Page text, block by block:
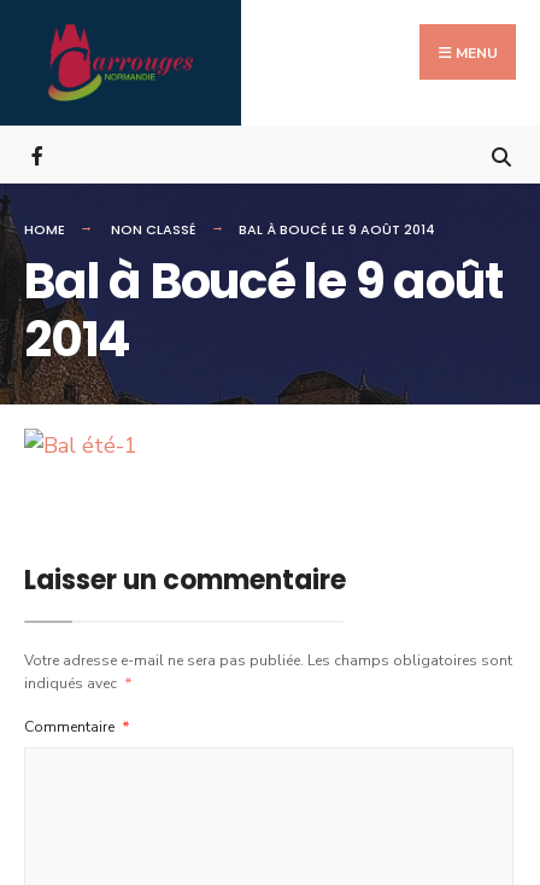
content
MENU
HOME NON CLASSÉ BAL À BOUCÉ LE 9 AOÛT 2014
Bal à Boucé le 9 août
2014
Laisser un commentaire
Votre adresse e-mail ne sera pas publiée. Les champs obligatoires sont
indiqués avec *
Commentaire *
for: